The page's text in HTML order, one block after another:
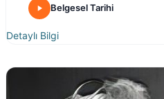
Belgesel Tarihi
Detaylı Bilgi